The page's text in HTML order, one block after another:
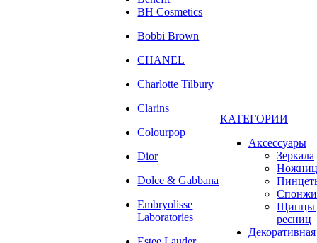
BH Cosmetics
Bobbi Brown
CHANEL
Charlotte Tilbury
Clarins
Colourpop
Dior
Dolce & Gabbana
Embryolisse
Laboratories
КАТЕГОРИИ
Аксессуары
Зеркала
Спонжи
Щипцы
ресниц
Декоративная